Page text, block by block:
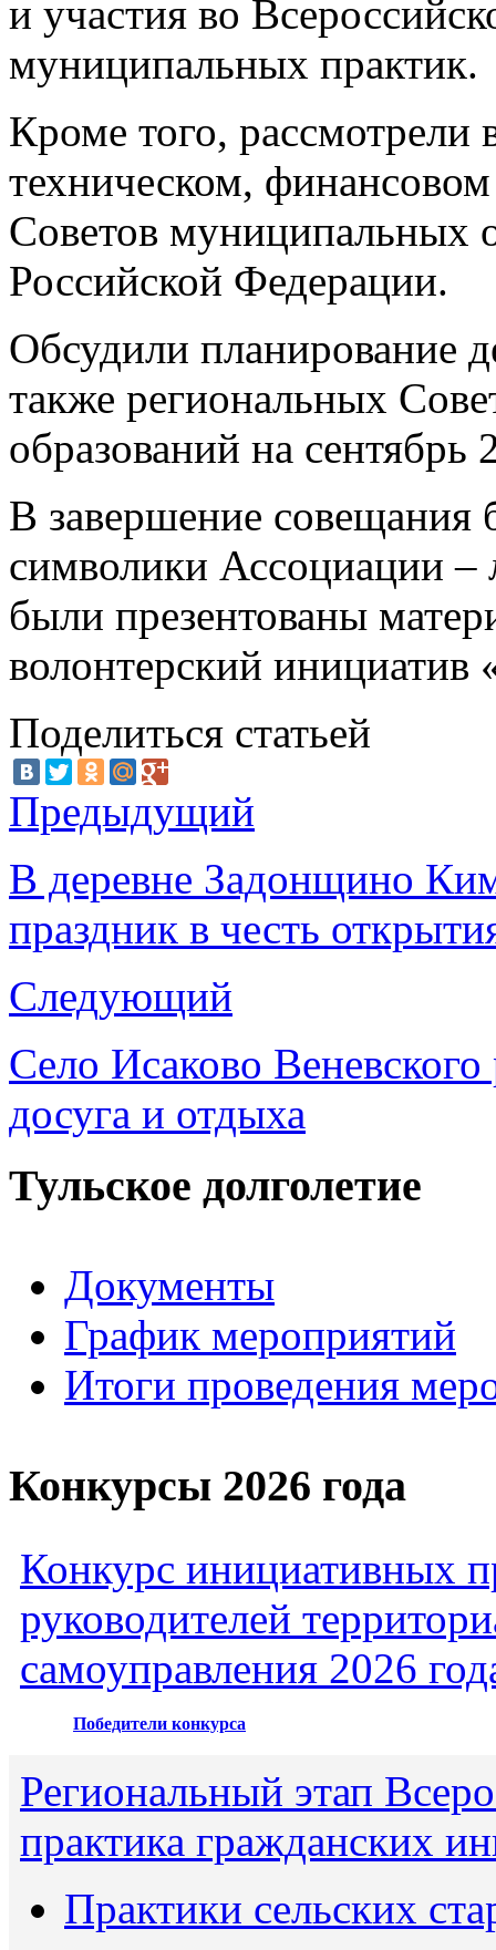
и участия во
муниципальных практик.
Кроме того, рассмотрели
техническом,
Советов муниципальных
Российской Федерации.
Обсудили планирование
также региональных
образований на сентябрь
В завершение совещания
символики Ассоциации –
были презентованы
волонтерский инициатив
Поделиться статьей
Предыдущий
В деревне Задонщино
праздник в честь
Следующий
Село Исаково
досуга и отдыха
Тульское долголетие
Документы
График мероприятий
Итоги проведения
Конкурсы 2026 года
Конкурс инициативных
руководителей
самоуправления 2026
Победители конкурса
Региональный этап
практика гражданских
Практики сельских